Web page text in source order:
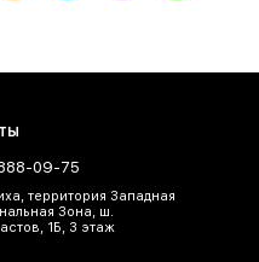
09-75
территория Западная
Зона, ш.
1Б, 3 этаж